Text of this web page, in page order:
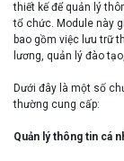
thiết kế để quản lý
tổ chức. Module này
bao gồm việc lưu trữ
lương, quản lý đào
Dưới đây là một số
thường cung cấp:
Quản lý thông tin cá